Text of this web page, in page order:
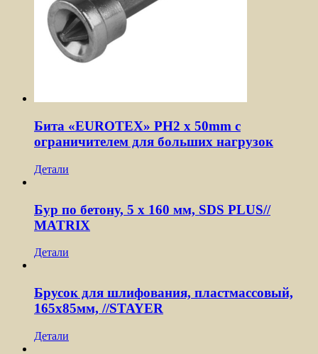
Бита «EUROTEX» PH2 х 50mm с
ограничителем для больших нагрузок
Детали
Бур по бетону, 5 x 160 мм, SDS PLUS//
MATRIX
Детали
Брусок для шлифования, пластмассовый,
165х85мм, //STAYER
Детали